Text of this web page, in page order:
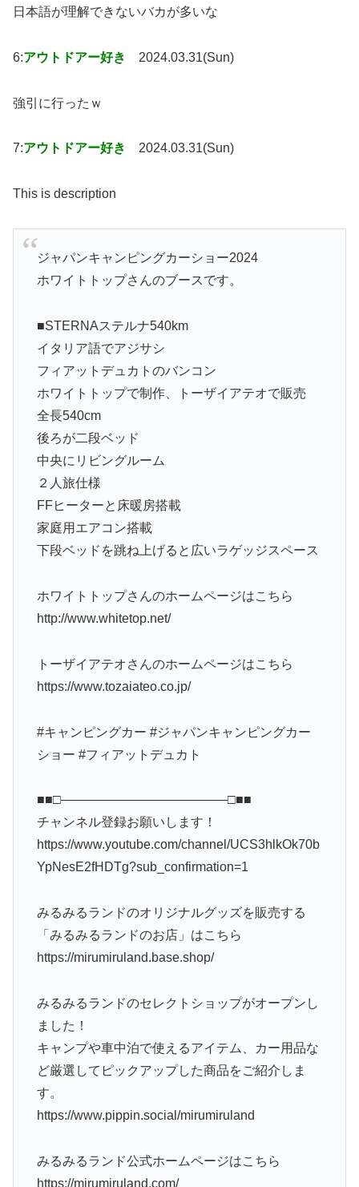
日本語が理解できないバカが多いな
6:アウトドアー好き 2024.03.31(Sun)
強引に行ったｗ
7:アウトドアー好き 2024.03.31(Sun)
This is description
ジャパンキャンピングカーショー2024
ホワイトトップさんのブースです。
■STERNAステルナ540km
イタリア語でアジサシ
フィアットデュカトのバンコン
ホワイトトップで制作、トーザイアテオで販売
全長540cm
後ろが二段ベッド
中央にリビングルーム
２人旅仕様
FFヒーターと床暖房搭載
家庭用エアコン搭載
下段ベッドを跳ね上げると広いラゲッジスペース
ホワイトトップさんのホームページはこちら
http://www.whitetop.net/
トーザイアテオさんのホームページはこちら
https://www.tozaiateo.co.jp/
#キャンピングカー #ジャパンキャンピングカー
ショー #フィアットデュカト
■■□―――――――――――――□■■
チャンネル登録お願いします！
https://www.youtube.com/channel/UCS3hlkOk70b
YpNesE2fHDTg?sub_confirmation=1
みるみるランドのオリジナルグッズを販売する
「みるみるランドのお店」はこちら
https://mirumiruland.base.shop/
みるみるランドのセレクトショップがオープンし
ました！
キャンプや車中泊で使えるアイテム、カー用品な
ど厳選してピックアップした商品をご紹介しま
す。
https://www.pippin.social/mirumiruland
みるみるランド公式ホームページはこちら
https://mirumiruland.com/